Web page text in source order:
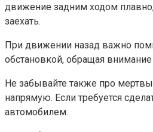
движение задним ходом плавно,
заехать.
При движении назад важно
обстановкой, обращая
Не забывайте также про
напрямую. Если требуется
автомобилем.